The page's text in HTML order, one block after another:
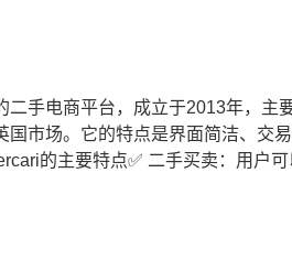
二手电商平台，成立于2013年，主
市场。它的特点是界面简洁、交
的主要特点✅ 二手买卖：用户